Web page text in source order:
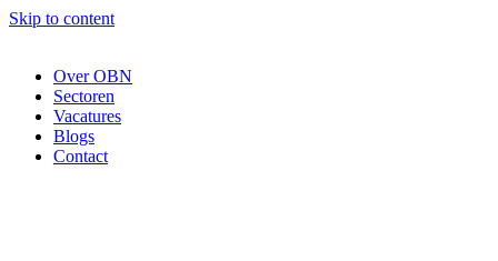
Skip to content
Over OBN
Sectoren
Vacatures
Blogs
Contact